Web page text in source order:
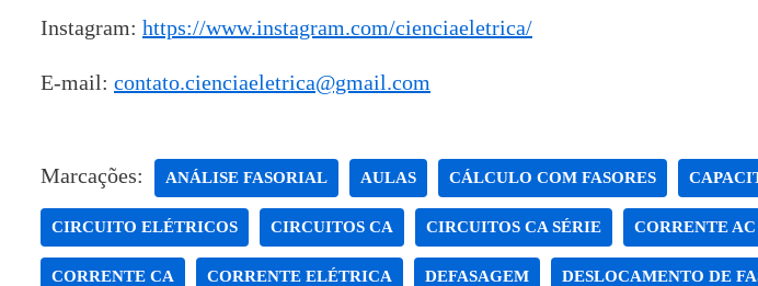
Instagram: https://www.instagram.com/cienciaeletrica/
E-mail: contato.cienciaeletrica@gmail.com
Marcações: ANÁLISE FASORIAL AULAS CÁLCULO COM FASORES
CIRCUITO ELÉTRICOS CIRCUITOS CA CIRCUITOS CA SÉRIE CORRENTE AC
CORRENTE CA CORRENTE ELÉTRICA DEFASAGEM DESLOCAMENTO DE